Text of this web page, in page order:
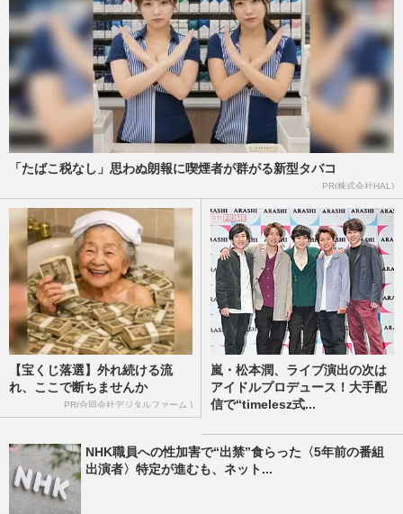
「たばこ税なし」思わぬ朗報に喫煙者が群がる新型タバコ
PR(株式会社HAL)
【宝くじ落選】外れ続ける流
れ、ここで断ちませんか
PR(合同会社デジタルファーム )
嵐・松本潤、ライブ演出の次は
アイドルプロデュース！大手配
信で“timelesz式...
NHK職員への性加害で“出禁”食らった〈5年前の番組
出演者〉特定が進むも、ネット...